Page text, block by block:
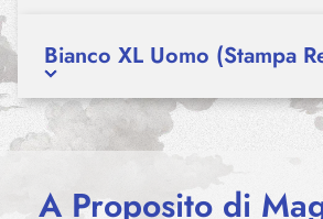
Bianco XL Uomo (Stampa
A Proposito di